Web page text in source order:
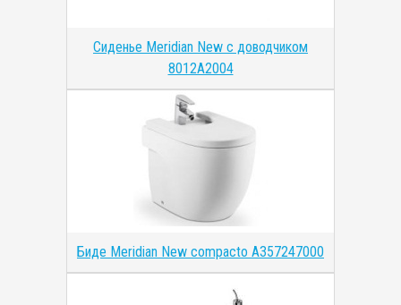
Сиденье Meridian New с доводчиком
8012A2004
Биде Meridian New compacto A357247000